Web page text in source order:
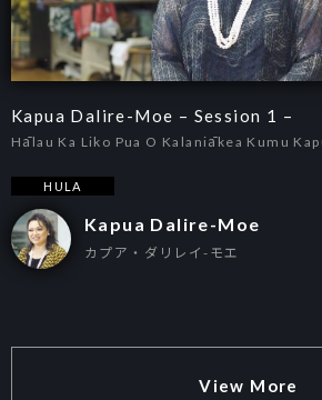
Kapua Dalire-Moe – Session 1 –
Hālau Ka Liko Pua O Kalaniākea Kumu
HULA
Kapua Dalire-Moe
カプア・ダリレイ-モエ
View More